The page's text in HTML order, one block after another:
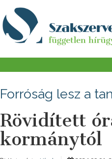
Forróság lesz a
Rövidített
kormánytól